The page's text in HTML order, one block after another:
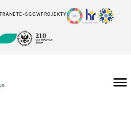
E-SGGWPROJEKTY